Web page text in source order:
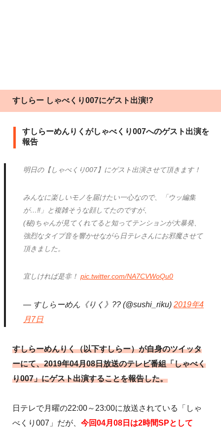
すしらー しゃべくり007にゲスト出演!?
すしらーめんりくがしゃべくり007へのゲスト出演を
報告
明日の【しゃべくり007】にゲスト出演させて頂きます！
みんなに楽しいモノを届けたい一心なので、「ウッ編集
が…‼︎」と複雑そうな顔してたのですが、
(秘)ちゃんが見てくれてると知ってテンションが大暴発、
強烈なタイプ音を響かせながら日テレさんにお邪魔させて
頂きました。
宜しければ是非！pic.twitter.com/NA7CVWoQu0
— すしらーめん《りく》?? (@sushi_riku)2019年4
月7日
すしらーめんりく（以下すしらー）が自身のツイッタ
ーにて、2019年04月08日放送のテレビ番組「しゃべく
り007」にゲスト出演することを報告した。
日テレで月曜の22:00～23:00に放送されている「しゃ
べくり007」だが、 今回04月08日は2時間SPとして